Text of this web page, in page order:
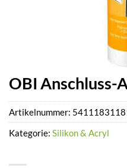
OBI Anschluss-
Artikelnummer:
Kategorie: Silikon & Acryl